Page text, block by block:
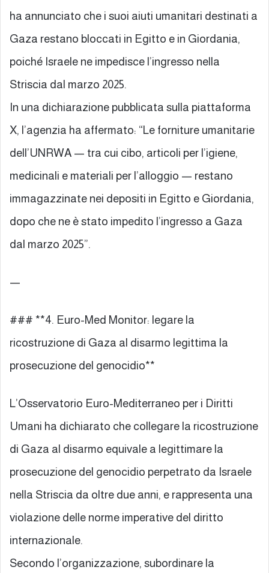
ha annunciato che i suoi aiuti umanitari destinati a
Gaza restano bloccati in Egitto e in Giordania,
poiché Israele ne impedisce l’ingresso nella
Striscia dal marzo 2025.
In una dichiarazione pubblicata sulla piattaforma
X, l’agenzia ha affermato: “Le forniture umanitarie
dell’UNRWA — tra cui cibo, articoli per l’igiene,
medicinali e materiali per l’alloggio — restano
immagazzinate nei depositi in Egitto e Giordania,
dopo che ne è stato impedito l’ingresso a Gaza
dal marzo 2025”.
—
### **4. Euro-Med Monitor: legare la
ricostruzione di Gaza al disarmo legittima la
prosecuzione del genocidio**
L’Osservatorio Euro-Mediterraneo per i Diritti
Umani ha dichiarato che collegare la ricostruzione
di Gaza al disarmo equivale a legittimare la
prosecuzione del genocidio perpetrato da Israele
nella Striscia da oltre due anni, e rappresenta una
violazione delle norme imperative del diritto
internazionale.
Secondo l’organizzazione, subordinare la